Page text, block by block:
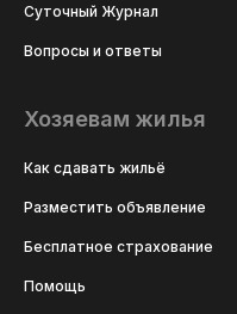
Суточный Журнал
Вопросы и ответы
Хозяевам жилья
Как сдавать жильё
Разместить объявление
Бесплатное страхование
Помощь